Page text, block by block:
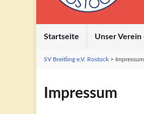
Startseite Unser Verein
SV Breitling e.V. Rostock > Impressum
Impressum